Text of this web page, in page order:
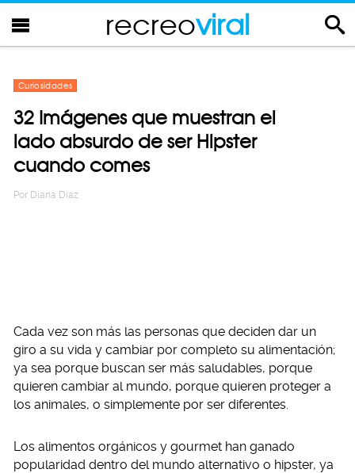
recreoviral
Curiosidades
32 Imágenes que muestran el
lado absurdo de ser Hipster
cuando comes
Por Diana Diaz
Cada vez son más las personas que deciden dar un
giro a su vida y cambiar por completo su alimentación;
ya sea porque buscan ser más saludables, porque
quieren cambiar al mundo, porque quieren proteger a
los animales, o simplemente por ser diferentes.
Los alimentos orgánicos y gourmet han ganado
popularidad dentro del mundo alternativo o hipster, ya